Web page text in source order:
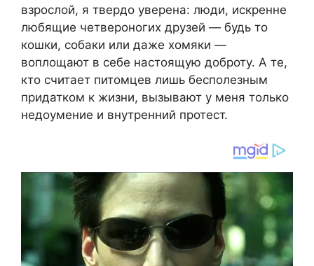
взрослой, я твердо уверена: люди, искренне
любящие четвероногих друзей — будь то
кошки, собаки или даже хомяки —
воплощают в себе настоящую доброту. А те,
кто считает питомцев лишь бесполезным
придатком к жизни, вызывают у меня только
недоумение и внутренний протест.